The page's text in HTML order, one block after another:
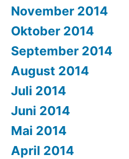
November 2014
Oktober 2014
September 2014
August 2014
Juli 2014
Juni 2014
Mai 2014
April 2014